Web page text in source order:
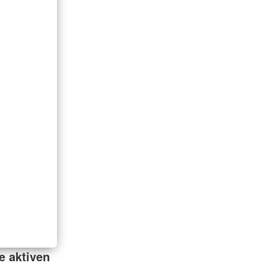
aktiven